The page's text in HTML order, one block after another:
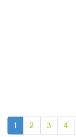
1 2 3 4